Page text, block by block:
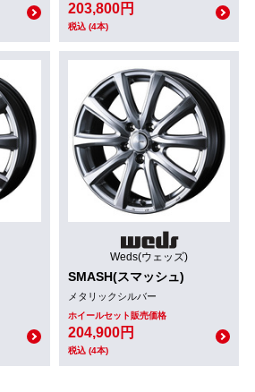
203,800円
税込 (4本)
Weds(ウェッズ)
SMASH(スマッシュ)
メタリックシルバー
ホイールセット販売価格
204,900円
税込 (4本)